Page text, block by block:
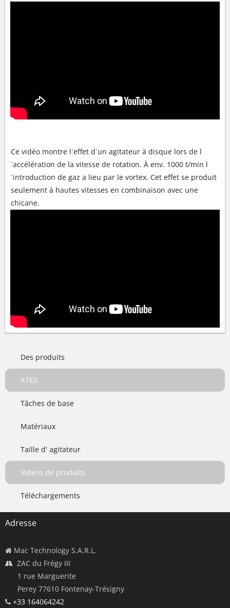
Ce vidéo montre l´effet d´un agitateur à disque lors de l
´accélération de la vitesse de rotation. À env. 1000 t/min l
´introduction de gaz a lieu par le vortex. Cet effet se produit
seulement à hautes vitesses en combinaison avec une
chicane.
Des produits
ATEX
Tâches de base
Matériaux
Taille d' agitateur
Vidéos de produits
Téléchargements
Adresse
Mac Technology S.A.R.L.
ZAC du Frégy III
1 rue Marguerite
Perey 77610 Fontenay-Trésigny
+33 164064242